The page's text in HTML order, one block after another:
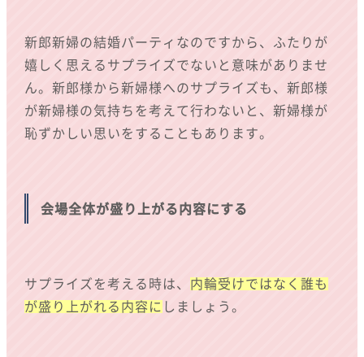
新郎新婦の結婚パーティなのですから、ふたりが
嬉しく思えるサプライズでないと意味がありませ
ん。新郎様から新婦様へのサプライズも、新郎様
が新婦様の気持ちを考えて行わないと、新婦様が
恥ずかしい思いをすることもあります。
会場全体が盛り上がる内容にする
サプライズを考える時は、 内輪受けではなく誰も
が盛り上がれる内容に しましょう。